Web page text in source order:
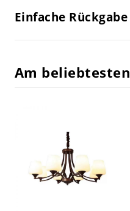
Einfache Rückgabe
Am beliebtesten